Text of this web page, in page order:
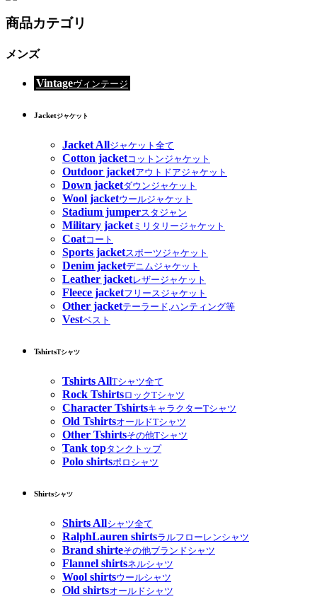
商品カテゴリ
メンズ
Vintageヴィンテージ
Jacketジャケット
Jacket Allジャケット全て
Cotton jacketコットンジャケット
Outdoor jacketアウトドアジャケット
Down jacketダウンジャケット
Wool jacketウールジャケット
Stadium jumperスタジャン
Military jacketミリタリージャケット
Coatコート
Sports jacketスポーツジャケット
Denim jacketデニムジャケット
Leather jacketレザージャケット
Fleece jacketフリースジャケット
Other jacketテーラード,ハンティング等
Vestベスト
TshirtsTシャツ
Tshirts AllTシャツ全て
Rock TshirtsロックTシャツ
Character TshirtsキャラクターTシャツ
Old TshirtsオールドTシャツ
Other Tshirtsその他Tシャツ
Tank topタンクトップ
Polo shirtsポロシャツ
Shirtsシャツ
Shirts Allシャツ全て
RalphLauren shirtsラルフローレンシャツ
Brand shirteその他ブランドシャツ
Flannel shirtsネルシャツ
Wool shirtsウールシャツ
Old shirtsオールドシャツ